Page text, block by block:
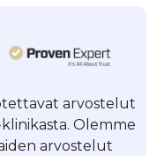
arvostelut
Olemme
arvostelut